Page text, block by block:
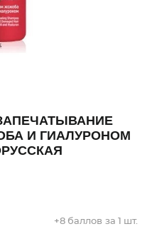
И ГИАЛУРОНОМ
+8 баллов за 1 шт.